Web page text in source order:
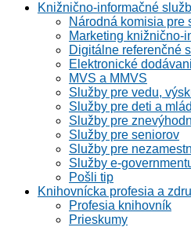
Knižnično-informačné
Národná komisia pre
Marketing knižnično-
Digitálne referenčné
Elektronické
MVS a MMVS
Služby pre vedu,
Služby pre deti a
Služby pre
Služby pre seniorov
Služby pre
Služby e-
Pošli tip
Knihovnícka profesia a
Profesia knihovník
Prieskumy